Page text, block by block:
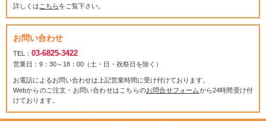
詳しくは こちらをご覧下さい。
お問い合わせ
TEL： 03-6825-3422
営業日：9：30～18：00（土・日・祝祭日を除く）
お電話によるお問い合わせは上記営業時間に受け付けております。
Webからのご注文・お問い合わせはこちらのお問合せフォームから24時間受け付
けております。